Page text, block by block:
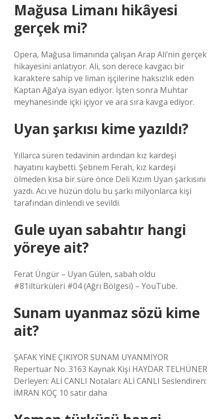
Mağusa Limanı hikâyesi
gerçek mi?
Opera, Mağusa limanında çalışan Arap Ali’nin gerçek
hikayesini anlatıyor. Ali, son derece kavgacı bir
karaktere sahip ve liman işçilerine haksızlık eden
Kaptan Ağa’ya isyan ediyor. İşten sonra Muhtar
meyhanesinde içki içiyor ve ara sıra kavga ediyor.
Uyan şarkısı kime yazıldı?
Yıllarca süren tedavinin ardından kız kardeşi
hayatını kaybetti. Şebnem Ferah, kız kardeşi
ölmeden kısa bir süre önce Deli Kızım Uyan şarkısını
yazdı. Acı ve hüzün dolu bu şarkı milyonlarca kişi
tarafından dinlendi ve sevildi.
Gule uyan sabahtır hangi
yöreye ait?
Ferat Üngür – Uyan Gülen, sabah oldu
#81iltürküleri #04 (Ağrı Bölgesi) – YouTube.
Sunam uyanmaz sözü kime
ait?
ŞAFAK YİNE ÇIKIYOR SUNAM UYANMIYOR
Repertuar No. 3163 Kaynak Kişi HAYDAR TELHÜNER
Derleyen: ALİ CANLI Notaları: ALİ CANLI Seslendiren:
İMRAN KOÇ 10 satır daha